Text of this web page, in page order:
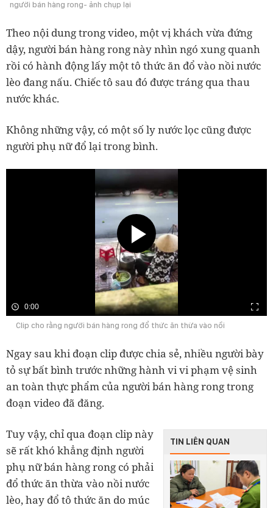
người bán hàng rong- ảnh chụp lại
Theo nội dung trong video, một vị khách vừa đứng
dậy, người bán hàng rong này nhìn ngó xung quanh
rồi có hành động lấy một tô thức ăn đổ vào nồi nước
lèo đang nấu. Chiếc tô sau đó được tráng qua thau
nước khác.
Không những vậy, có một số ly nước lọc cũng được
người phụ nữ đổ lại trong bình.
0:00
Clip cho rằng người bán hàng rong đổ thức ăn thừa vào nồi
Ngay sau khi đoạn clip được chia sẻ, nhiều người bày
tỏ sự bất bình trước những hành vi vi phạm vệ sinh
an toàn thực phẩm của người bán hàng rong trong
đoạn video đã đăng.
TIN LIÊN QUAN
Tuy vậy, chỉ qua đoạn clip này
sẽ rất khó khẳng định người
phụ nữ bán hàng rong có phải
đổ thức ăn thừa vào nồi nước
lèo, hay đổ tô thức ăn do múc